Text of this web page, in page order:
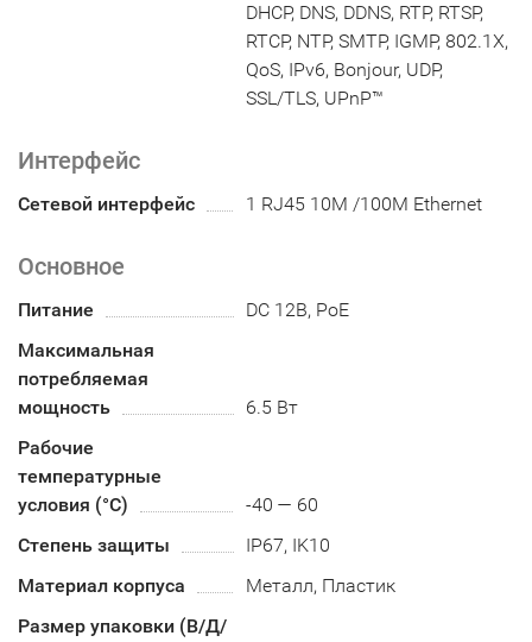
DHCP, DNS, DDNS, RTP, RTSP,
RTCP, NTP, SMTP, IGMP, 802.1X,
QoS, IPv6, Bonjour, UDP,
SSL/TLS, UPnP™
Интерфейс
Сетевой интерфейс 1 RJ45 10M /100M Ethernet
Основное
Питание
DC 12В, PoE
Максимальная
потребляемая
мощность
6.5 Вт
Рабочие
температурные
условия (°С)
-40 — 60
Степень защиты
IP67, IK10
Материал корпуса
Металл, Пластик
Размер упаковки (В/Д/